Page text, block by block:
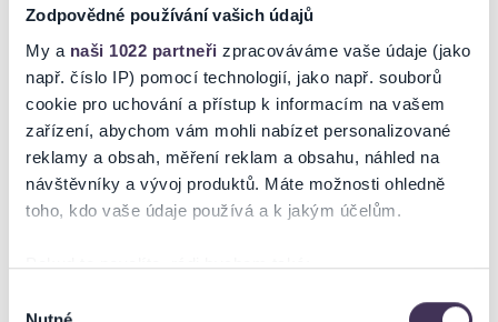
Zodpovědné používání vašich údajů
My a naši 1022 partneři zpracováváme vaše údaje (jako
např. číslo IP) pomocí technologií, jako např. souborů
cookie pro uchování a přístup k informacím na vašem
zařízení, abychom vám mohli nabízet personalizované
reklamy a obsah, měření reklam a obsahu, náhled na
návštěvníky a vývoj produktů. Máte možnosti ohledně
toho, kdo vaše údaje používá a k jakým účelům.
Pokud to povolíte, rádi bychom také:
kostela.
Albert Prachovský – sopránový saxofon
Johana Adéla Novotná – altový saxofon
Jana Karausová – tenorový saxofon
Lukáš Urbánek – barytonový saxofon